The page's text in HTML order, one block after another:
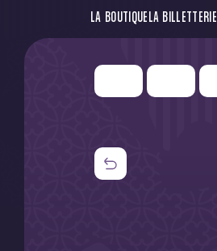
LA BOUTIQUELA BILLETTERIE